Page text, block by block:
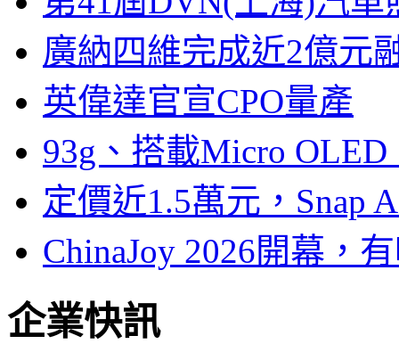
廣納四維完成近2億元
英偉達官宣CPO量產
93g、搭載Micro
定價近1.5萬元，Snap
ChinaJoy 2026開幕，
企業快訊